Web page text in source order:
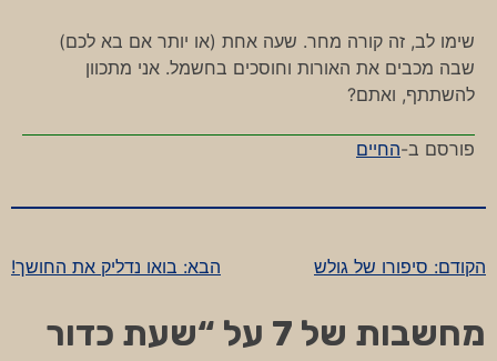
שימו לב, זה קורה מחר. שעה אחת (או יותר אם בא לכם)
שבה מכבים את האורות וחוסכים בחשמל. אני מתכוון
להשתתף, ואתם?
פורסם ב-החיים
ניווט
הקודם: סיפורו של גולש הבא: בואו נדליק את החושך!
מחשבות של 7 על “
שעת כדור